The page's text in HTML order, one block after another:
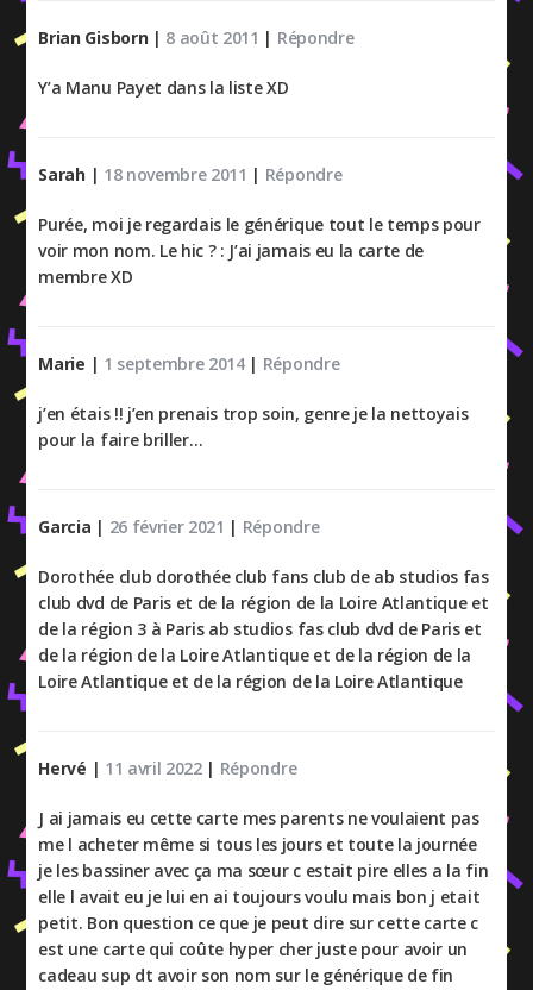
Brian Gisborn | 8 août 2011 | Répondre
Y’a Manu Payet dans la liste XD
Sarah | 18 novembre 2011 | Répondre
Purée, moi je regardais le générique tout le temps pour
voir mon nom. Le hic ? : J’ai jamais eu la carte de
membre XD
Marie | 1 septembre 2014| Répondre
j’en étais !! j’en prenais trop soin, genre je la nettoyais
pour la faire briller…
Garcia | 26 février 2021 | Répondre
Dorothée club dorothée club fans club de ab studios fas
club dvd de Paris et de la région de la Loire Atlantique et
de la région 3 à Paris ab studios fas club dvd de Paris et
de la région de la Loire Atlantique et de la région de la
Loire Atlantique et de la région de la Loire Atlantique
Hervé | 11 avril 2022| Répondre
J ai jamais eu cette carte mes parents ne voulaient pas
me l acheter même si tous les jours et toute la journée
je les bassiner avec ça ma sœur c estait pire elles a la fin
elle l avait eu je lui en ai toujours voulu mais bon j etait
petit. Bon question ce que je peut dire sur cette carte c
est une carte qui coûte hyper cher juste pour avoir un
cadeau sup dt avoir son nom sur le générique de fin